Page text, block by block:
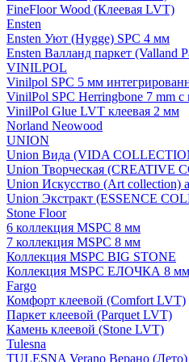
FineFloor Wood (Клеевая LVT)
Ensten
Ensten Уют (Hygge) SPC 4 мм
Ensten Валланд паркет (Valland
VINILPOL
Vinilpol SPC 5 мм
VinilPol SPC Herringbone 7 mm
VinilPol Glue LVT клеевая 2 мм
Norland Neowood
UNION
Union Вида (VIDA
Union Творческая (CREATIVE
Union Искусство (Art collection)
Union Экстракт (ESSENCE
Stone Floor
6 коллекция MSPC 8 мм
7 коллекция MSPC 8 мм
Коллекция MSPC BIG STONE
Коллекция MSPC ЕЛОЧКА 8 мм
Fargo
Комфорт клеевой (Comfort LVT)
Паркет клеевой (Parquet LVT)
Камень клеевой (Stone LVT)
Tulesna
TULESNA Verano Верано (Лето)